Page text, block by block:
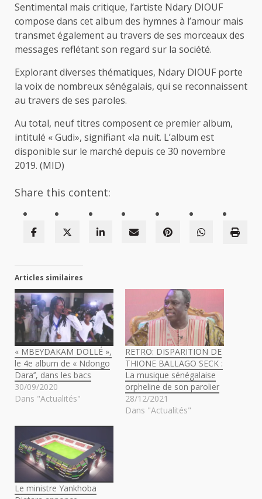
Sentimental mais critique, l’artiste Ndary DIOUF
compose dans cet album des hymnes à l’amour mais
transmet également au travers de ses morceaux des
messages reflétant son regard sur la société.
Explorant diverses thématiques, Ndary DIOUF porte
la voix de nombreux sénégalais, qui se reconnaissent
au travers de ses paroles.
Au total, neuf titres composent ce premier album,
intitulé « Gudi», signifiant «la nuit. L’album est
disponible sur le marché depuis ce 30 novembre
2019. (MID)
Share this content:
Articles similaires
« MBEYDAKAM DOLLÉ »,
le 4e album de « Ndongo
Dara’’, dans les bacs
30/09/2020
Dans "Actualités"
RETRO: DISPARITION DE
THIONE BALLAGO SECK :
La musique sénégalaise
orpheline de son parolier
28/12/2021
Dans "Actualités"
Le ministre Yankhoba